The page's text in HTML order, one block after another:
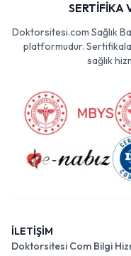
SERTİFİKA
Doktorsitesi.com Sağlık
platformudur.
sağlık
İLETİŞİM
Doktorsitesi Com Bilgi